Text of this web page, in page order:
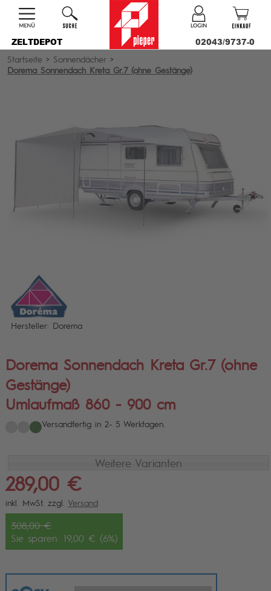
ZELTDEPOT
02043/9737-0
Startseite > Sonnendächer >
Dorema Sonnendach Kreta Gr.7 (ohne Gestänge)
Hersteller: Dorema
Dorema Sonnendach Kreta Gr.7 (ohne
Gestänge)
Umlaufmaß 860 - 900 cm
Versandfertig in 2- 5 Werktagen.
Weitere Varianten
289,00 €
inkl. MwSt. zzgl. Versand
308,00 €
Sie sparen: 19,00 € (6%)